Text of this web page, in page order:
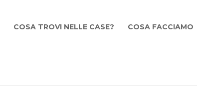
COSA TROVI NELLE CASE? COSA FACCIAMO